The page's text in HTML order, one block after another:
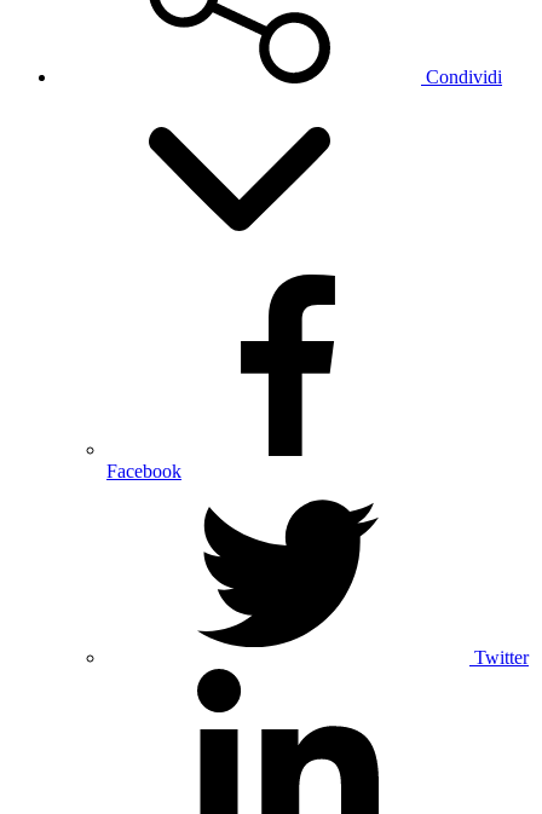
Condividi
Facebook
Twitter